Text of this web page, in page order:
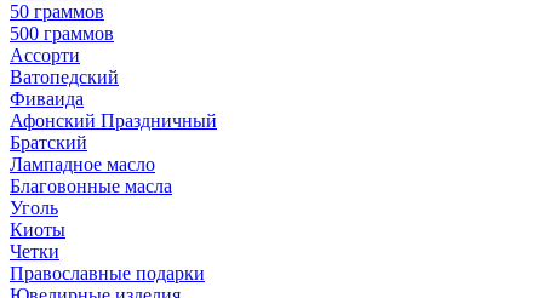
50 граммов
500 граммов
Ассорти
Ватопедский
Фиваида
Афонский Праздничный
Братский
Лампадное масло
Благовонные масла
Уголь
Киоты
Четки
Православные подарки